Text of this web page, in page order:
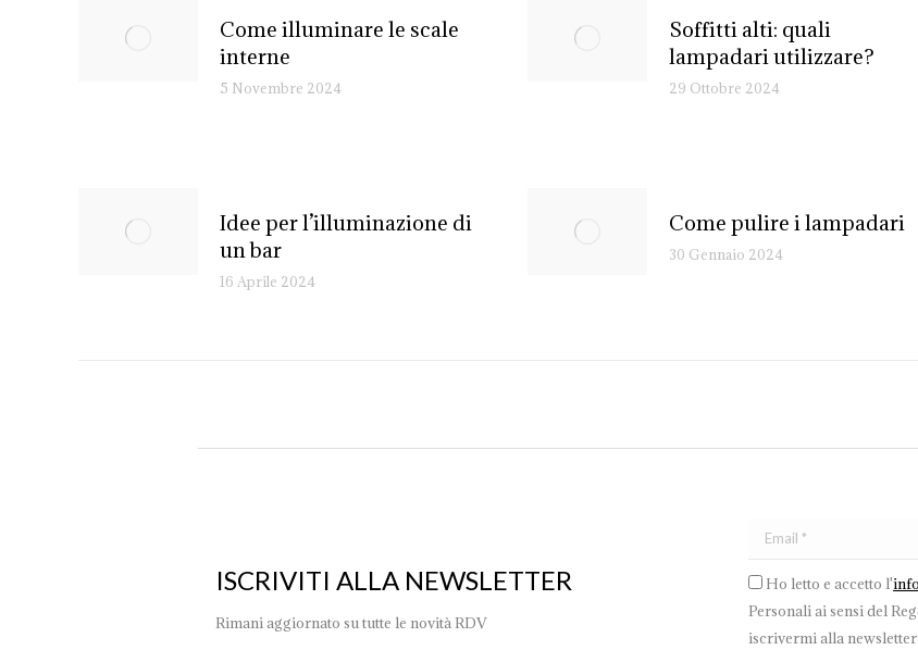
Come illuminare le scale
interne
5 Novembre 2024
Soffitti alti: quali
lampadari utilizzare?
29 Ottobre 2024
Idee per l’illuminazione di
un bar
16 Aprile 2024
Come pulire i lampadari
30 Gennaio 2024
ISCRIVITI ALLA NEWSLETTER
Rimani aggiornato su tutte le novità RDV
Ho letto e accetto l'
Personali ai sensi del
iscrivermi alla